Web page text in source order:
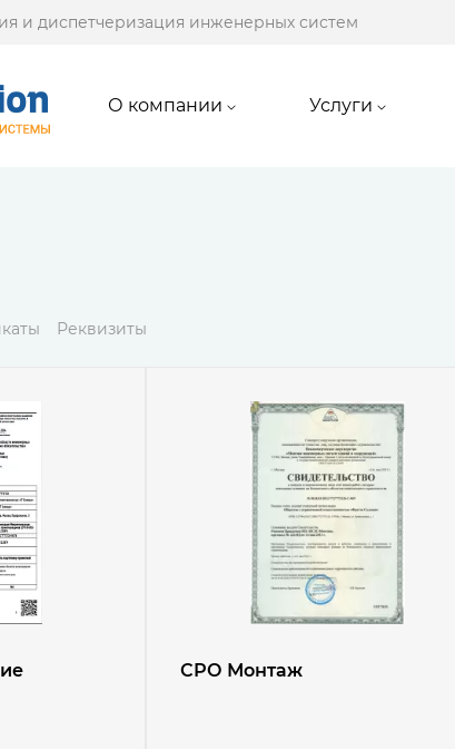
и диспетчеризация инженерных систем
О компании Услуги
Реквизиты
СРО Монтаж